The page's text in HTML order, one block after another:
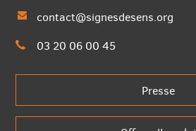
contact@signesdesens.org
03 20 06 00 45
Presse